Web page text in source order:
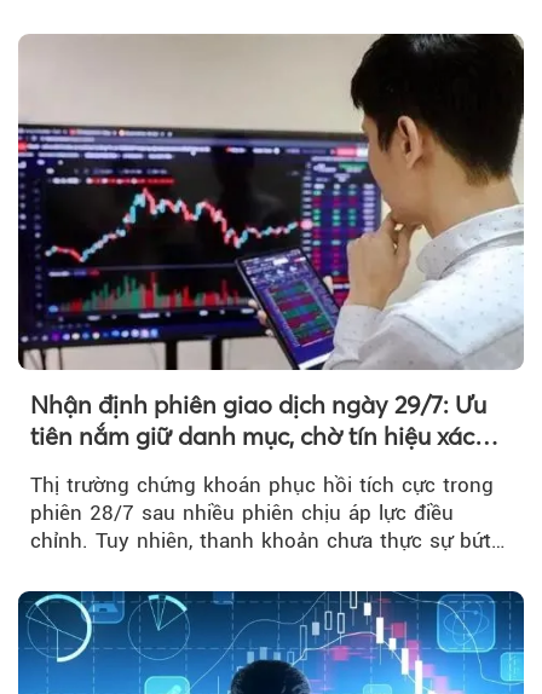
tiền vẫn chưa thực sự trở lại.
Nhận định phiên giao dịch ngày 29/7: Ưu
tiên nắm giữ danh mục, chờ tín hiệu xác
Thị trường chứng khoán phục hồi tích cực trong
phiên 28/7 sau nhiều phiên chịu áp lực điều
chỉnh. Tuy nhiên, thanh khoản chưa thực sự bứt